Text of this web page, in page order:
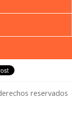
tu
reservados